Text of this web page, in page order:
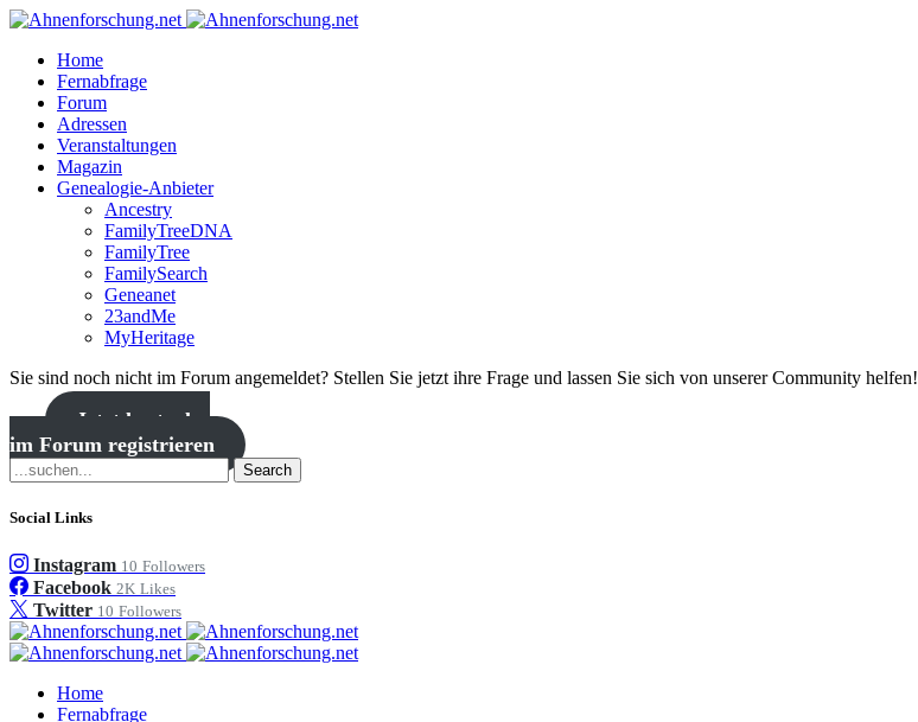
Home
Fernabfrage
Forum
Adressen
Veranstaltungen
Magazin
Genealogie-Anbieter
Ancestry
FamilyTreeDNA
FamilyTree
FamilySearch
Geneanet
23andMe
MyHeritage
Sie sind noch nicht im Forum angemeldet? Stellen Sie jetzt ihre Frage und lassen Sie sich von unserer Community helfen!
Jetzt kostenlos
im Forum registrieren
Search
Social Links
Instagram 10 Followers
Facebook 2K Likes
Twitter 10 Followers
Home
Fernabfrage